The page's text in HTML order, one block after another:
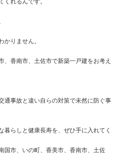
れるんです。
かりません。
、香南市、土佐市で新築一戸建をお考え
通事故と違い自らの対策で未然に防ぐ事
暮らしと健康長寿を、ぜひ手に入れてく
国市、いの町、香美市、香南市、土佐